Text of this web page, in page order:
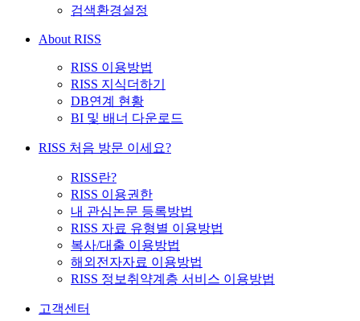
검색환경설정
About RISS
RISS 이용방법
RISS 지식더하기
DB연계 현황
BI 및 배너 다운로드
RISS 처음 방문 이세요?
RISS란?
RISS 이용권한
내 관심논문 등록방법
RISS 자료 유형별 이용방법
복사/대출 이용방법
해외전자자료 이용방법
RISS 정보취약계층 서비스 이용방법
고객센터